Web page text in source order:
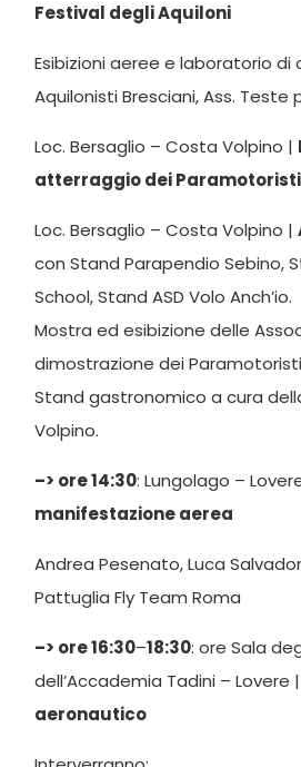
Festival degli Aquiloni
Esibizioni aeree e laboratorio di
Aquilonisti Bresciani, Ass. Teste
Loc. Bersaglio – Costa Volpino |
atterraggio dei
Loc. Bersaglio – Costa Volpino |
con Stand Parapendio Sebino,
School, Stand ASD Volo Anch’io.
Mostra ed esibizione delle
dimostrazione dei
Stand gastronomico a cura
Volpino.
–> ore 14:30: Lungolago –
manifestazione aerea
Andrea Pesenato, Luca
Pattuglia Fly Team Roma
–> ore 16:30–18:30: ore Sala
dell’Accademia Tadini – Lovere |
aeronautico